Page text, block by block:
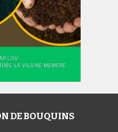
DE BOUQUINS